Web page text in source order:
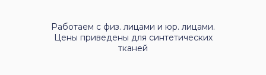
Работаем с физ. лицами и юр. лицами.
Цены приведены для синтетических
тканей